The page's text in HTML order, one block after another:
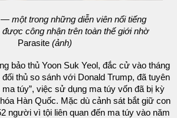
một trong những diễn viên nổi tiếng
công nhận trên toàn thế giới nhờ
Parasite (ảnh)
bảo thủ Yoon Suk Yeol, đắc cử vào tháng
thủ so sánh với Donald Trump, đã tuyên
ma túy”, việc sử dụng ma túy vốn đã bị kỳ
Hàn Quốc. Mặc dù cảnh sát bắt giữ con
người vì tội liên quan đến ma túy vào năm